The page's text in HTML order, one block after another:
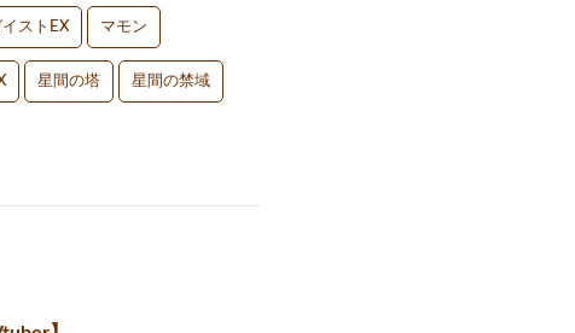
ストEX マモン
星間の塔 星間の禁域